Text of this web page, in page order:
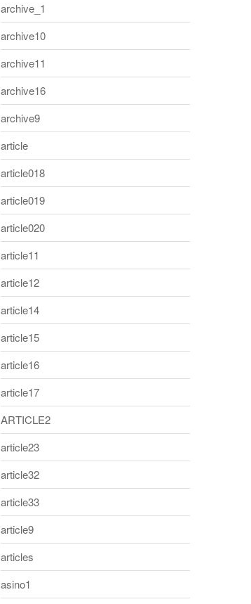
archive_1
archive10
archive11
archive16
archive9
article
article018
article019
article020
article11
article12
article14
article15
article16
article17
ARTICLE2
article23
article32
article33
article9
articles
asino1